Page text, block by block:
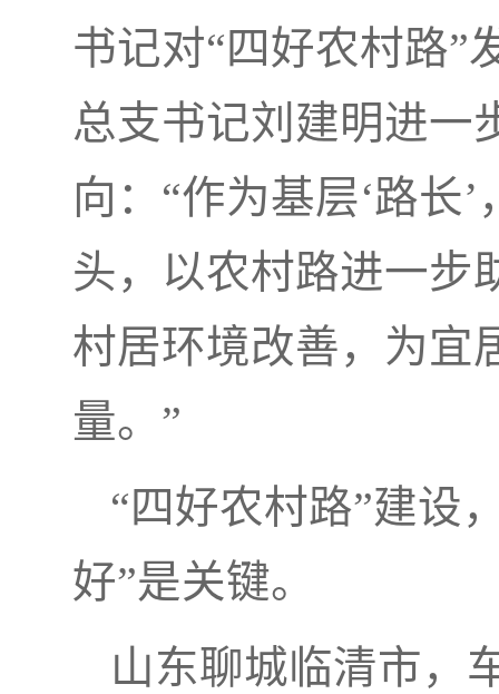
书记对“四好农村路”
总支书记刘建明进一
向：“作为基层‘路长
头，以农村路进一步
村居环境改善，为宜
量。”
“四好农村路”建设
好”是关键。
山东聊城临清市，